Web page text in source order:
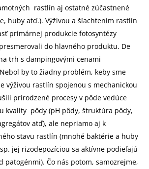
rastlín aj ostatné zúčastnené
huby atď.). Výživou a šľachtením rastlín
primárnej produkcie fotosyntézy
do hlavného produktu. De
trh s dampingovými cenami
by to žiadny problém, keby sme
výživou rastlín spojenou s mechanickou
prirodzené procesy v pôde vedúce
kvality pôdy (pH pôdy, štruktúra pôdy,
atď), ale nepriamo aj k
stavu rastlín (mnohé baktérie a huby
jej rizodepozíciou sa aktívne podieľajú
patogénmi). Čo nás potom, samozrejme,